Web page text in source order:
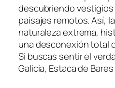
descubriendo
paisajes remotos. Así,
naturaleza extrema,
una desconexión total
Si buscas sentir el
Galicia, Estaca de